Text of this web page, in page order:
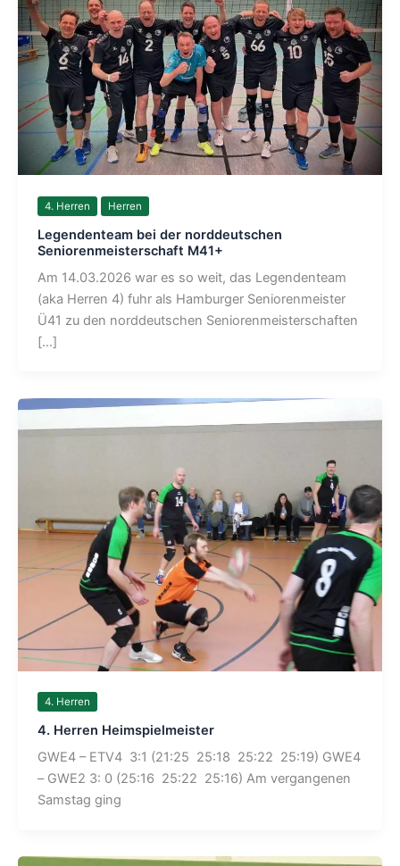
4. Herren Herren
Legendenteam bei der norddeutschen
Seniorenmeisterschaft M41+
Am 14.03.2026 war es so weit, das Legendenteam
(aka Herren 4) fuhr als Hamburger Seniorenmeister
Ü41 zu den norddeutschen Seniorenmeisterschaften
[…]
4. Herren
4. Herren Heimspielmeister
GWE4 – ETV4 3:1 (21:25 25:18 25:22 25:19) GWE4
– GWE2 3: 0 (25:16 25:22 25:16) Am vergangenen
Samstag ging